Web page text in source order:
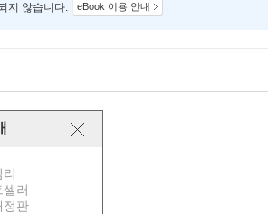
지 않습니다. eBook 이용 안내
리
셀러
정판